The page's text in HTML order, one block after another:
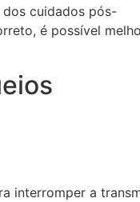
cuidados pós-
é possível
interromper a